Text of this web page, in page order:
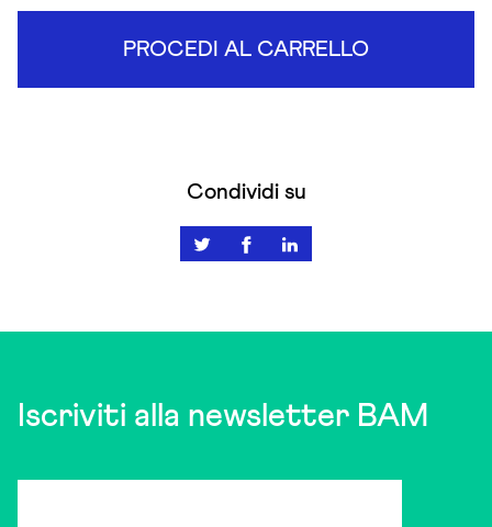
PROCEDI AL CARRELLO
Condividi su
Iscriviti alla newsletter BAM